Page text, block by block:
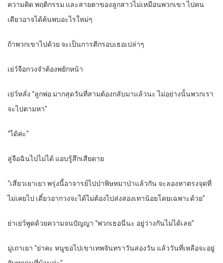
ความคิด พฤติกรรม และสายตาของลูกสาวไม่เหมือนพวกเขา ไปคน
เดียวอาจได้ค้นพบอะไรใหม่ๆ
ถ้าพวกเขาไปด้วย จะเป็นการตีกรอบเธอเปล่าๆ
เย่ว์จือกวงจำต้องพยักหน้า
เย่ว์หลั่ง “ลูกพ่อ มากสุดวันที่สามต้องกลับมาแล้วนะ ไม่อย่างนั้นพวกเรา
จะไปตามหา”
“ได้ค่ะ”
ลู่จือฉินไปไม่ได้ แอบรู้สึกเสียดาย
“เสี่ยวเยาเยา พรุ่งนี้อาจารย์ไปป่าพิษหมาป่าแล้วกัน จะลองหาตรงจุดที่
ไม่เคยไป เดี๋ยวอากวงจะได้ไม่ต้องไปส่งสองเทาน้อยโดยเฉพาะด้วย”
ย่าเย่ว์พูดด้วยความจนปัญญา “พวกเธอนี่นะ อยู่ว่างกันไม่ได้เลย”
มู่เถาเยา “ย่าคะ หนูขอไปเขาเทพจันทราวันสองวัน แล้ววันที่เหลือจะอยู่